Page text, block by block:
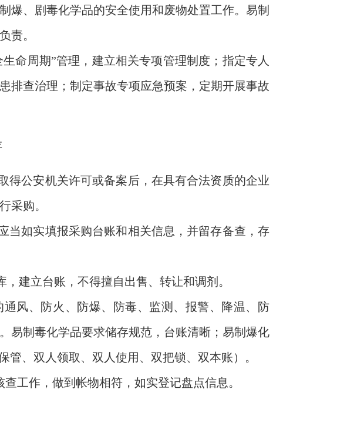
爆、剧毒化学品的安全使用和废物处置工作。易制
责。
命周期”管理，建立相关专项管理制度；指定专人
排查治理；制定事故专项应急预案，定期开展事故
得公安机关许可或备案后， 在具有合法资质的企业
采购。
当如实填报采购台账和相关信息，并留存备查，存
，建立台账，不得擅自出售、转让和调剂。
风、防火、防爆、防毒、监测、报警、降温、防
易制毒化学品要求储存规范，台账清晰；易制爆化
、双人领取、双人使用、双把锁、双本账）。
工作，做到帐物相符，如实登记盘点信息。